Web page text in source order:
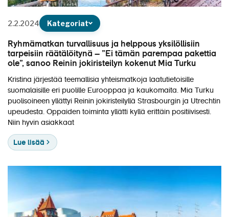
2.2.2024 Kategoriat
Ryhmämatkan turvallisuus ja helppous yksilöllisiin
tarpeisiin räätälöitynä – ”Ei tämän parempaa pakettia
ole”, sanoo Reinin jokiristeilyn kokenut Mia Turku
Kristina järjestää teemallisia yhteismatkoja laatutietoisille
suomalaisille eri puolille Eurooppaa ja kaukomaita. Mia Turku
puolisoineen yllättyi Reinin jokiristeilyllä Strasbourgin ja Utrechtin
upeudesta. Oppaiden toiminta yllätti kyllä erittäin positiivisesti.
Niin hyvin asiakkaat
Lue lisää